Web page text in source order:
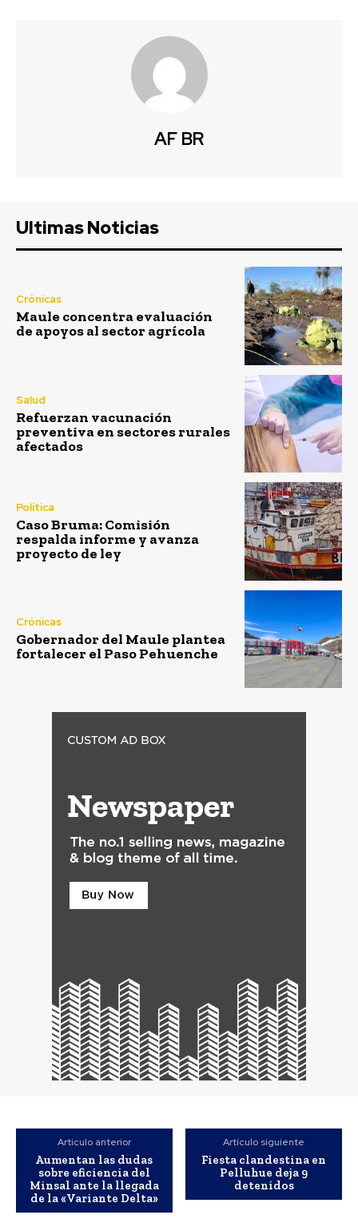
AF BR
Ultimas Noticias
Crónicas
Maule concentra evaluación
de apoyos al sector agrícola
Salud
Refuerzan vacunación
preventiva en sectores rurales
afectados
Política
Caso Bruma: Comisión
respalda informe y avanza
proyecto de ley
Crónicas
Gobernador del Maule plantea
fortalecer el Paso Pehuenche
Artículo anterior
Aumentan las dudas
sobre eficiencia del
Minsal ante la llegada
de la «Variante Delta»
Artículo siguiente
Fiesta clandestina en
Pelluhue deja 9
detenidos